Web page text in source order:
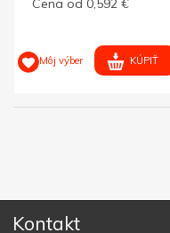
Cena od 0,592 €
Môj výber KÚPIŤ
Kontakt